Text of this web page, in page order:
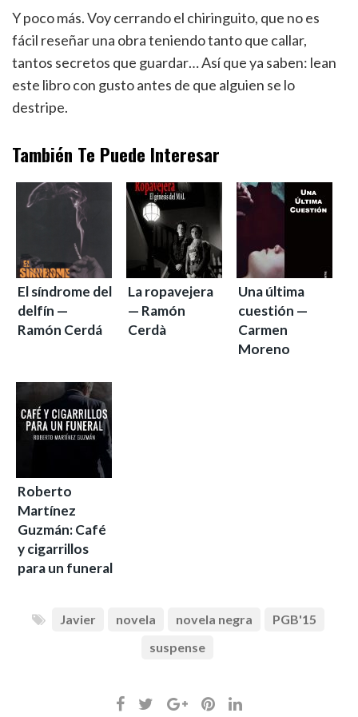
Y poco más. Voy cerrando el chiringuito, que no es
fácil reseñar una obra teniendo tanto que callar,
tantos secretos que guardar… Así que ya saben: lean
este libro con gusto antes de que alguien se lo
destripe.
También Te Puede Interesar
El síndrome del
delfín —
Ramón Cerdá
La ropavejera
— Ramón
Cerdà
Una última
cuestión —
Carmen
Moreno
Roberto
Martínez
Guzmán: Café
y cigarrillos
para un funeral
Javier novela novela negra
PGB'15
suspense